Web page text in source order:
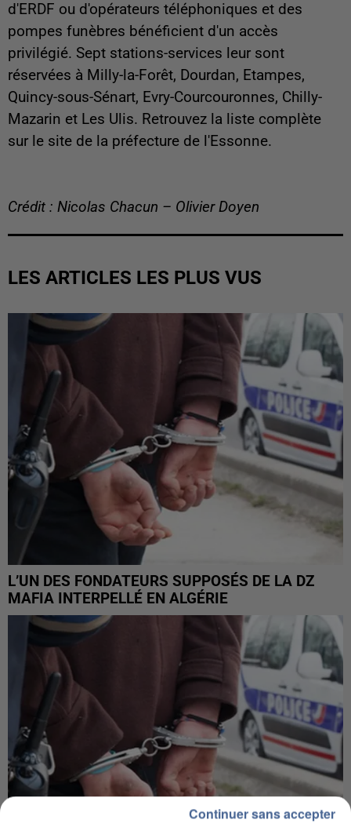
d'ERDF ou d'opérateurs téléphoniques et des
pompes funèbres bénéficient d'un accès
privilégié. Sept stations-services leur sont
réservées à Milly-la-Forêt, Dourdan, Etampes,
Quincy-sous-Sénart, Evry-Courcouronnes, Chilly-
Mazarin et Les Ulis. Retrouvez la liste complète
sur le site de la préfecture de l'Essonne.
Crédit : Nicolas Chacun – Olivier Doyen
LES ARTICLES LES PLUS VUS
L’UN DES FONDATEURS SUPPOSÉS DE LA DZ
MAFIA INTERPELLÉ EN ALGÉRIE
Continuer sans accepter